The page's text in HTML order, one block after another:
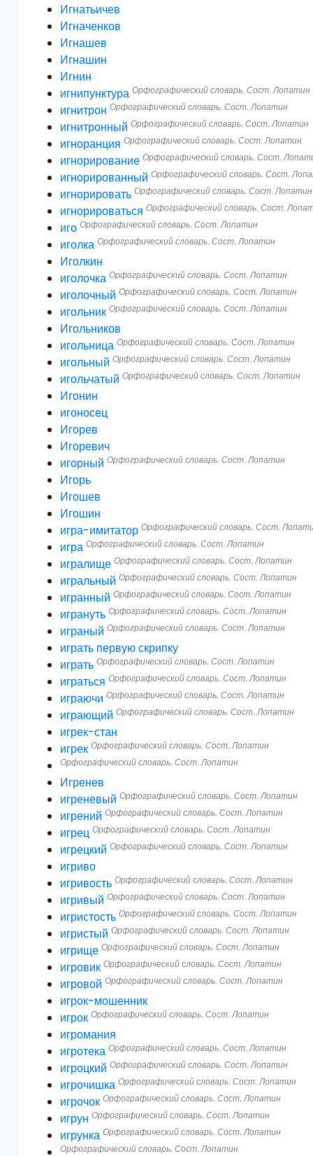
Игнатьичев
Игначенков
Игнашев
Игнашин
Игнин
игнипунктура Орфографический словарь. Сост. Лопатин
игнитрон Орфографический словарь. Сост. Лопатин
игнитронный Орфографический словарь. Сост. Лопатин
игноранция Орфографический словарь. Сост. Лопатин
игнорирование Орфографический словарь. Сост.
игнорированный Орфографический словарь. Сост.
игнорировать Орфографический словарь. Сост. Лопатин
игнорироваться Орфографический словарь. Сост.
иго Орфографический словарь. Сост. Лопатин
иголка Орфографический словарь. Сост. Лопатин
Иголкин
иголочка Орфографический словарь. Сост. Лопатин
иголочный Орфографический словарь. Сост. Лопатин
игольник Орфографический словарь. Сост. Лопатин
Игольников
игольница Орфографический словарь. Сост. Лопатин
игольный Орфографический словарь. Сост. Лопатин
игольчатый Орфографический словарь. Сост. Лопатин
Игонин
игоносец
Игорев
Игоревич
игорный Орфографический словарь. Сост. Лопатин
Игорь
Игошев
Игошин
игра-имитатор Орфографический словарь. Сост.
игра Орфографический словарь. Сост. Лопатин
игралище Орфографический словарь. Сост. Лопатин
игральный Орфографический словарь. Сост. Лопатин
игранный Орфографический словарь. Сост. Лопатин
игрануть Орфографический словарь. Сост. Лопатин
играный Орфографический словарь. Сост. Лопатин
играть первую скрипку
играть Орфографический словарь. Сост. Лопатин
играться Орфографический словарь. Сост. Лопатин
играючи Орфографический словарь. Сост. Лопатин
играющий Орфографический словарь. Сост. Лопатин
игрек-стан
игрек Орфографический словарь. Сост. Лопатин
Орфографический словарь. Сост. Лопатин
Игренев
игреневый Орфографический словарь. Сост. Лопатин
игрений Орфографический словарь. Сост. Лопатин
игрец Орфографический словарь. Сост. Лопатин
игрецкий Орфографический словарь. Сост. Лопатин
игриво
игривость Орфографический словарь. Сост. Лопатин
игривый Орфографический словарь. Сост. Лопатин
игристость Орфографический словарь. Сост. Лопатин
игристый Орфографический словарь. Сост. Лопатин
игрище Орфографический словарь. Сост. Лопатин
игровик Орфографический словарь. Сост. Лопатин
игровой Орфографический словарь. Сост. Лопатин
игрок-мошенник
игрок Орфографический словарь. Сост. Лопатин
игромания
игротека Орфографический словарь. Сост. Лопатин
игроцкий Орфографический словарь. Сост. Лопатин
игрочишка Орфографический словарь. Сост. Лопатин
игрочок Орфографический словарь. Сост. Лопатин
игрун Орфографический словарь. Сост. Лопатин
игрунка Орфографический словарь. Сост. Лопатин
Орфографический словарь. Сост. Лопатин